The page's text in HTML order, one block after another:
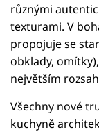
různými
texturami. V
propojuje se
obklady,
největším
Všechny nové
kuchyně